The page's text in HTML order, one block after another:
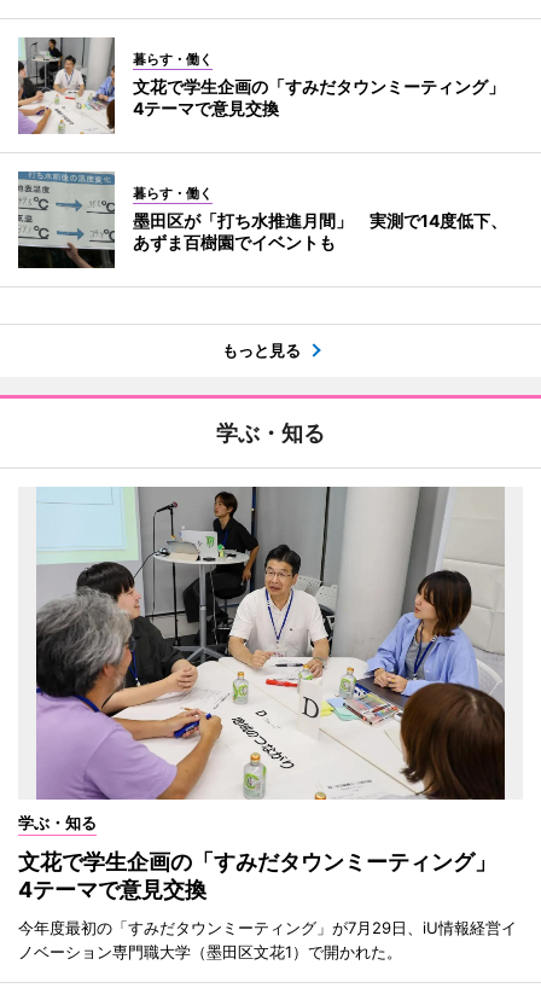
暮らす・働く
文花で学生企画の「すみだタウンミーティング」
4テーマで意見交換
暮らす・働く
墨田区が「打ち水推進月間」 実測で14度低下、
あずま百樹園でイベントも
もっと見る
学ぶ・知る
学ぶ・知る
文花で学生企画の「すみだタウンミーティング」
4テーマで意見交換
今年度最初の「すみだタウンミーティング」が7月29日、iU情報経営イ
ノベーション専門職大学（墨田区文花1）で開かれた。